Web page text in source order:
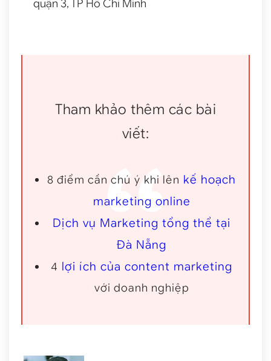
quận 3, TP Hồ Chí Minh
Tham khảo thêm các bài
viết:
8 điểm cần chú ý khi lên kế hoạch
marketing online
Dịch vụ Marketing tổng thể tại
Đà Nẵng
4 lợi ích của content marketing
với doanh nghiệp